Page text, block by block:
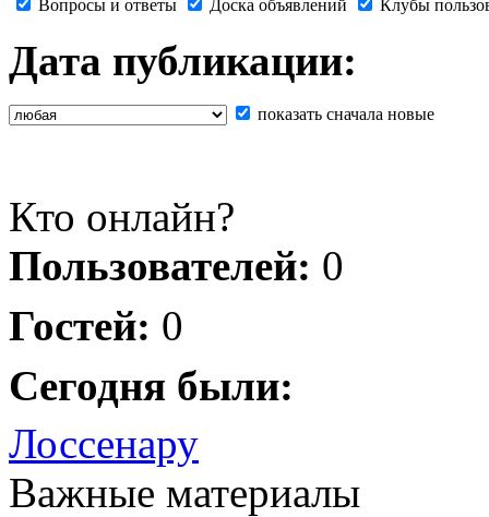
Вопросы и ответы
Доска объявлений Клубы
Дата публикации:
показать сначала новые
Кто онлайн?
Пользователей: 0
Гостей: 0
Сегодня были:
Лоссенару
Важные материалы